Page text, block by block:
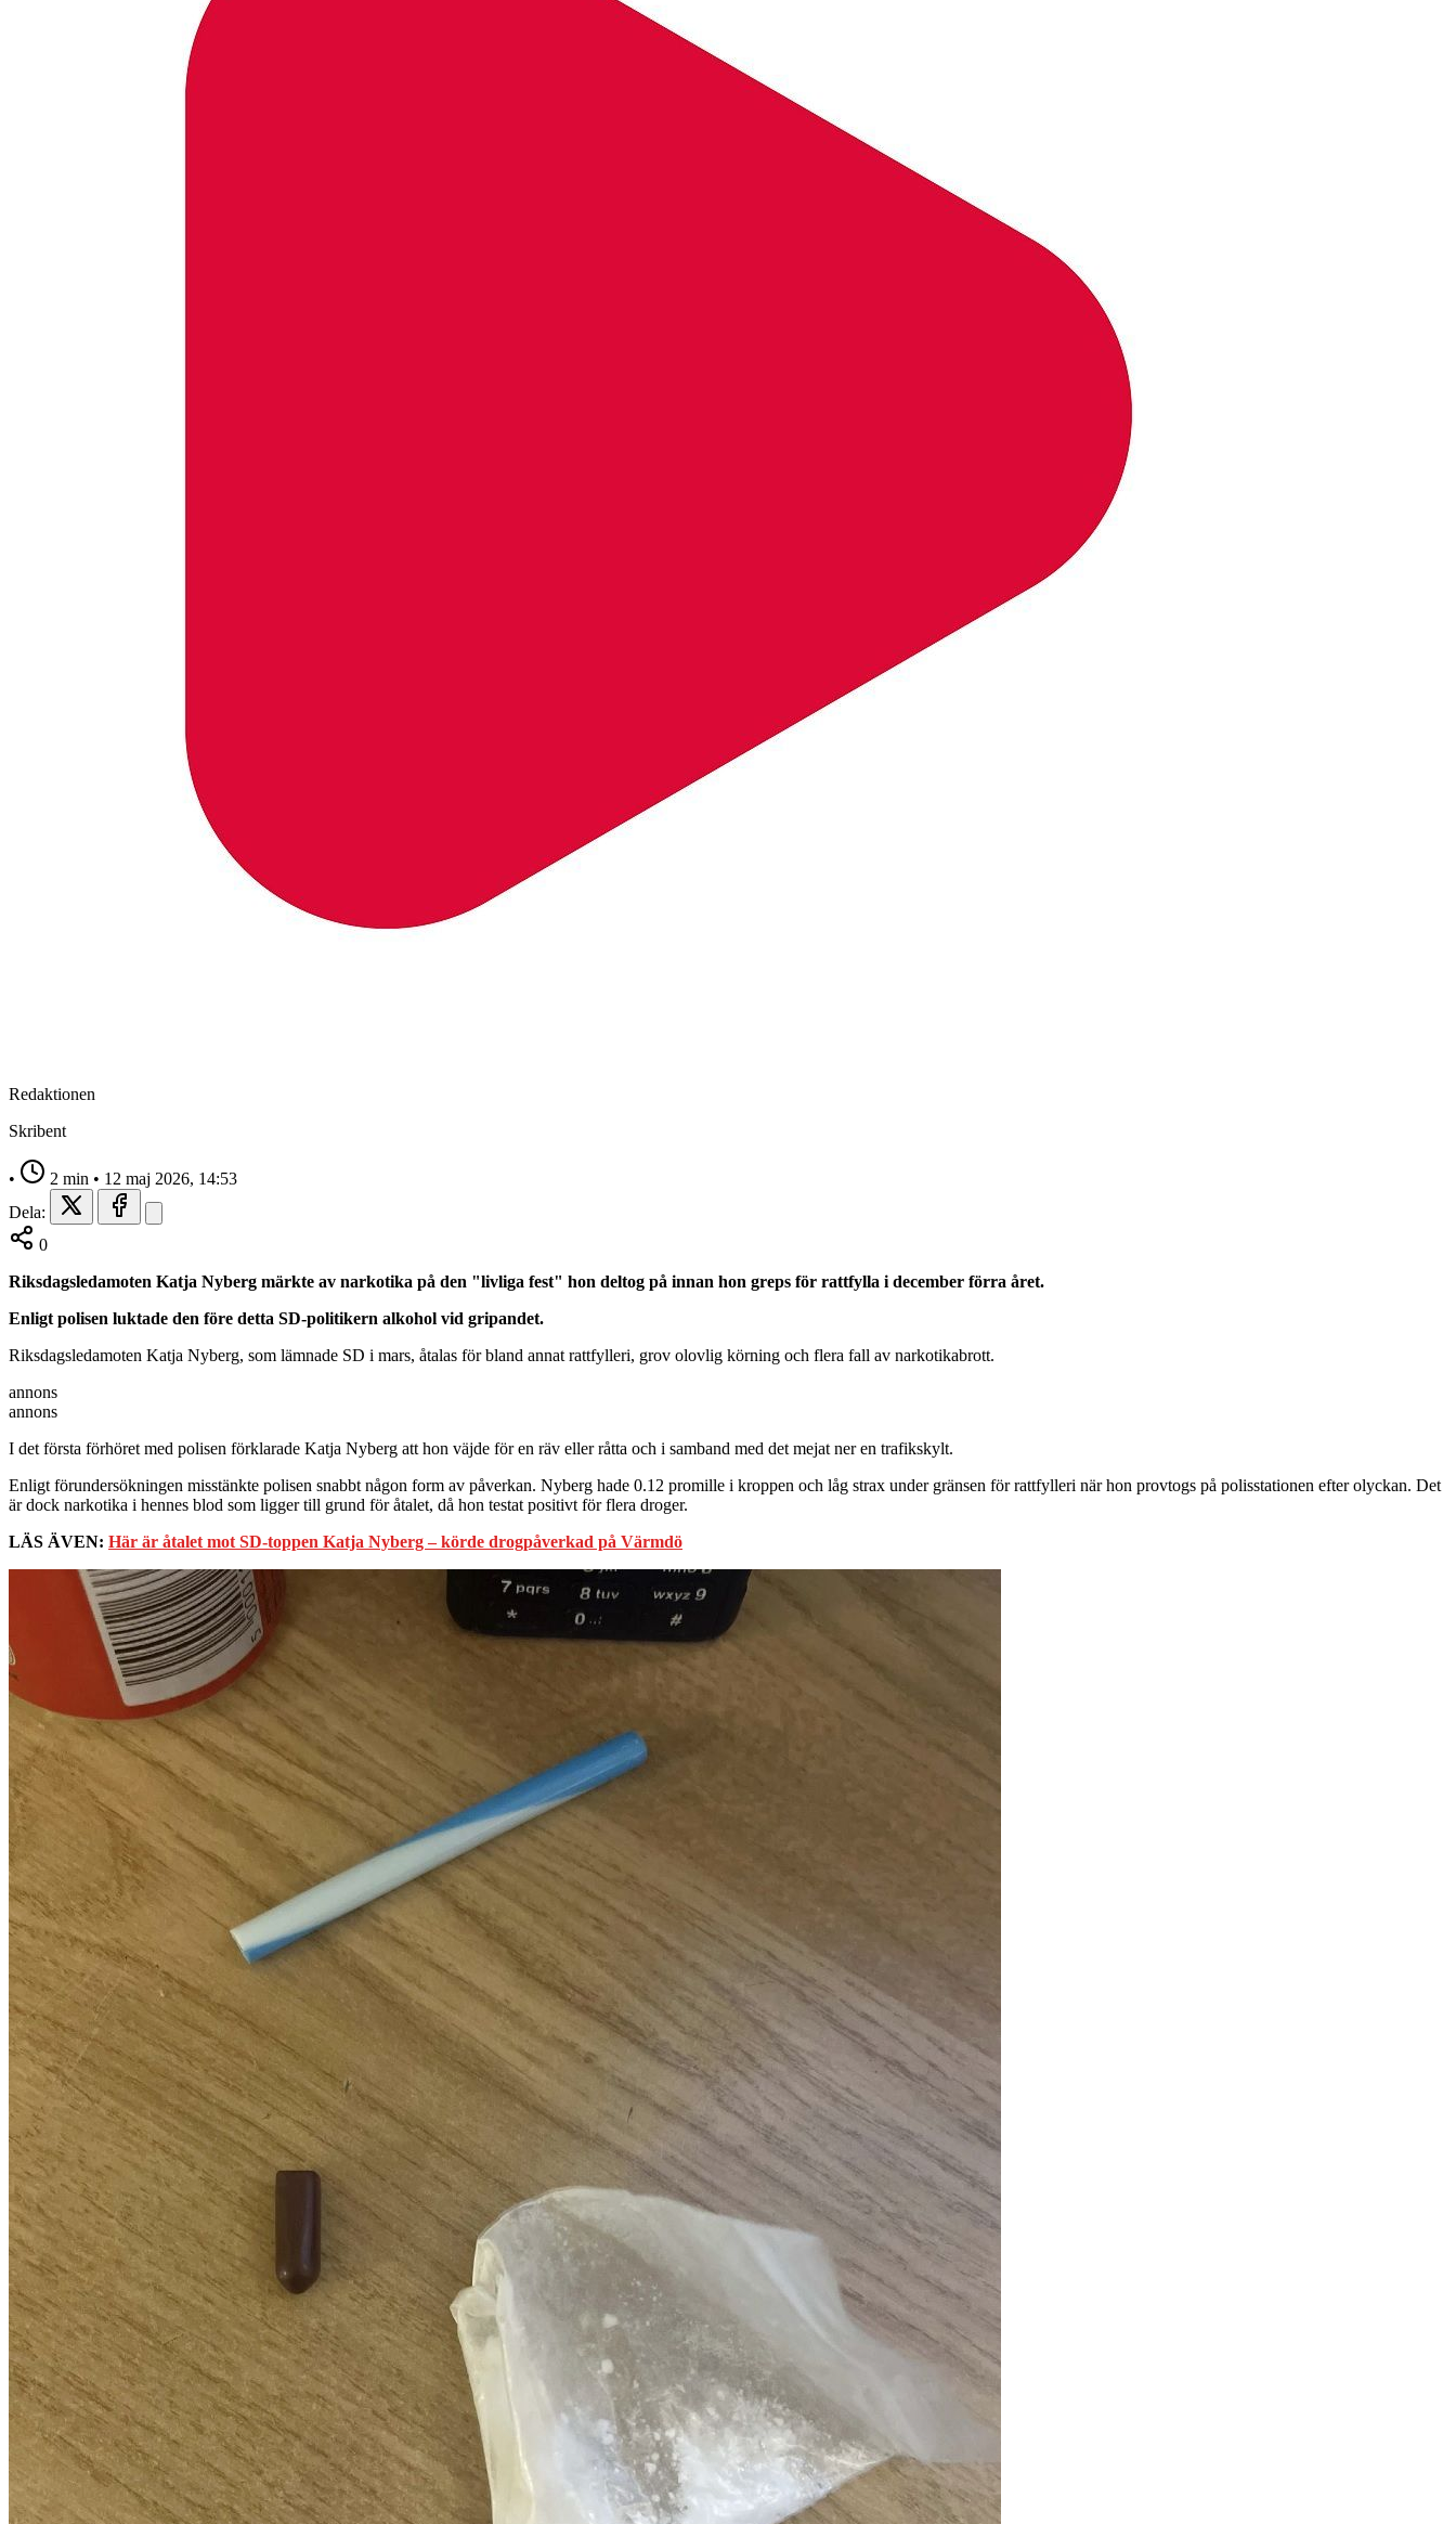
Redaktionen
Skribent
• 2 min • 12 maj 2026, 14:53
Dela:
0
Riksdagsledamoten Katja Nyberg märkte av narkotika på den "livliga fest" hon deltog på innan hon greps för rattfylla i december förra året.
Enligt polisen luktade den före detta SD-politikern alkohol vid gripandet.
Riksdagsledamoten Katja Nyberg, som lämnade SD i mars, åtalas för bland annat rattfylleri, grov olovlig körning och flera fall av narkotikabrott.
annons
annons
I det första förhöret med polisen förklarade Katja Nyberg att hon väjde för en räv eller råtta och i samband med det mejat ner en trafikskylt.
Enligt förundersökningen misstänkte polisen snabbt någon form av påverkan. Nyberg hade 0.12 promille i kroppen och låg strax under gränsen för rattfylleri när hon provtogs på polisstationen efter olyckan. Det
är dock narkotika i hennes blod som ligger till grund för åtalet, då hon testat positivt för flera droger.
LÄS ÄVEN: Här är åtalet mot SD-toppen Katja Nyberg – körde drogpåverkad på Värmdö